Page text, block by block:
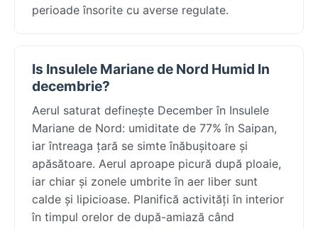
perioade însorite cu averse regulate.
Is Insulele Mariane de Nord Humid In
decembrie?
Aerul saturat definește December în Insulele
Mariane de Nord: umiditate de 77% în Saipan,
iar întreaga țară se simte înăbușitoare și
apăsătoare. Aerul aproape picură după ploaie,
iar chiar și zonele umbrite în aer liber sunt
calde și lipicioase. Planifică activități în interior
în timpul orelor de după-amiază când